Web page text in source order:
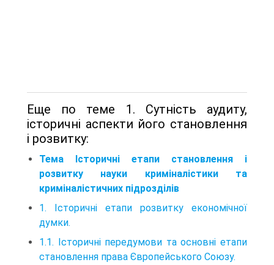
Еще по теме 1. Сутність аудиту,
історичні аспекти його становлення
і розвитку:
Тема Історичні етапи становлення і
розвитку науки криміналістики та
криміналістичних підрозділів
1. Історичні етапи розвитку економічної
думки.
1.1. Історичні передумови та основні етапи
становлення права Європейського Союзу.